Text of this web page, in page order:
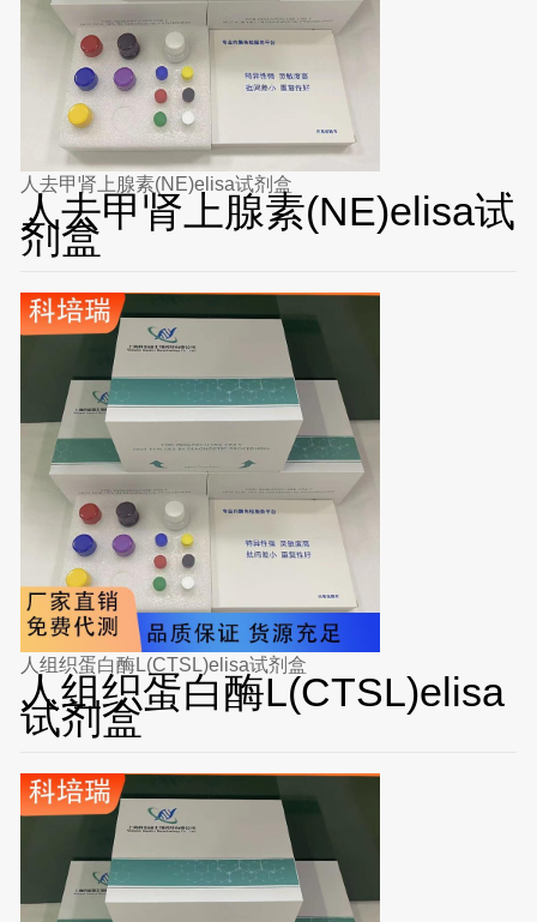
人去甲肾上腺素(NE)elisa试剂盒
人去甲肾上腺素(NE)elisa试
剂盒
人组织蛋白酶L(CTSL)elisa试剂盒
人组织蛋白酶L(CTSL)elisa
试剂盒